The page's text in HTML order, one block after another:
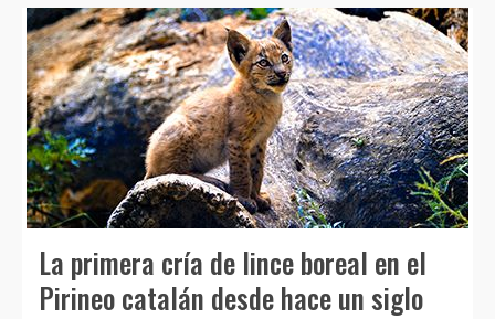
La primera cría de lince boreal en el
Pirineo catalán desde hace un siglo